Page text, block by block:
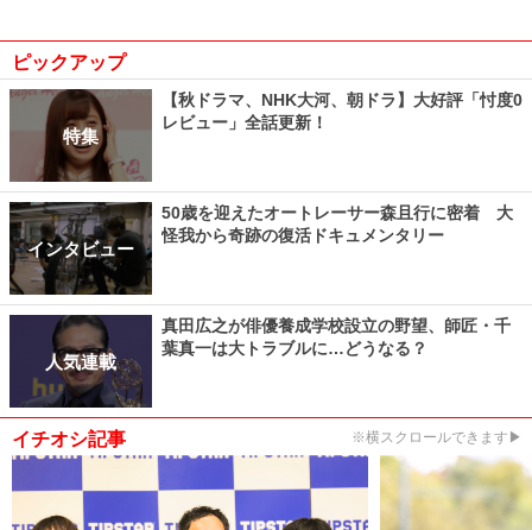
ピックアップ
特集
【秋ドラマ、NHK大河、朝ドラ】大好評「忖度0
レビュー」全話更新！
インタビュー
50歳を迎えたオートレーサー森且行に密着 大
怪我から奇跡の復活ドキュメンタリー
人気連載
真田広之が俳優養成学校設立の野望、師匠・千
葉真一は大トラブルに…どうなる？
イチオシ記事 ※横スクロールできます▶